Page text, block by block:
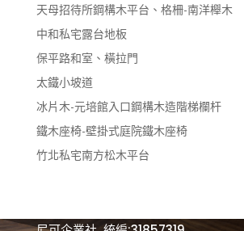
天母招待所鋼構木平台、格柵-南洋櫸木
中和私宅露台地板
保平路和室、橫拉門
太鐵小坡道
冰片木-元培館入口鋼構木造階梯欄杆
鐵木座椅-壁掛式庭院鐵木座椅
竹北私宅南方松木平台